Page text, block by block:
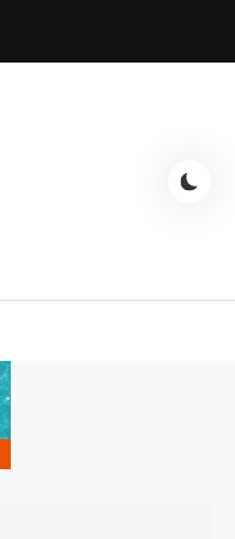
podcast, chismes y